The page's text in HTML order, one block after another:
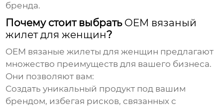
бренда.
Почему стоит выбрать OEM вязаный
жилет для женщин?
OEM вязаные жилеты для женщин предлагают
множество преимуществ для вашего бизнеса.
Они позволяют вам:
Создать уникальный продукт под вашим
брендом, избегая рисков, связанных с